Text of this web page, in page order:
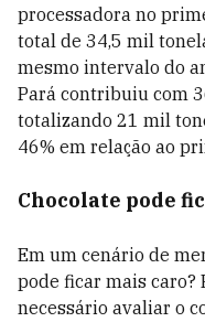
processadora no
total de 34,5 mil
mesmo intervalo do
Pará contribuiu com
totalizando 21 mil
46% em relação ao
Chocolate pode
Em um cenário de
pode ficar mais caro?
necessário avaliar o